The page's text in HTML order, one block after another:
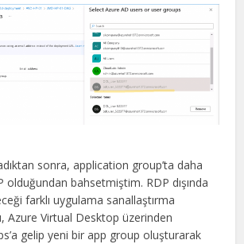
sonra, application group’ta daha
olduğundan bahsetmiştim. RDP dışında
farklı uygulama sanallaştırma
Azure Virtual Desktop üzerinden
gelip yeni bir app group oluşturarak